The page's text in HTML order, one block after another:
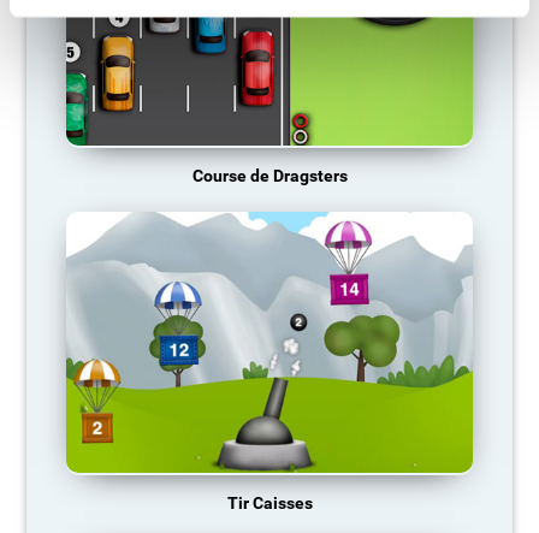
Course de Dragsters
Tir Caisses